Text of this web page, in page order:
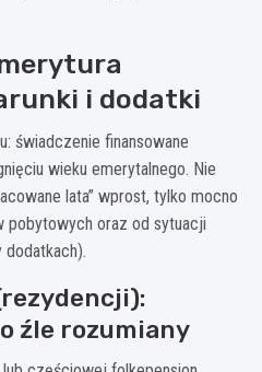
i dodatki
świadczenie finansowane
wieku emerytalnego. Nie
lata” wprost, tylko mocno
pobytowych oraz od sytuacji
źle rozumiany